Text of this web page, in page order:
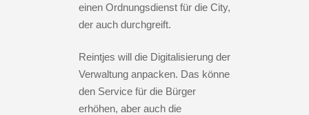
einen Ordnungsdienst für die City,
der auch durchgreift.
Reintjes will die Digitalisierung der
Verwaltung anpacken. Das könne
den Service für die Bürger
erhöhen, aber auch die